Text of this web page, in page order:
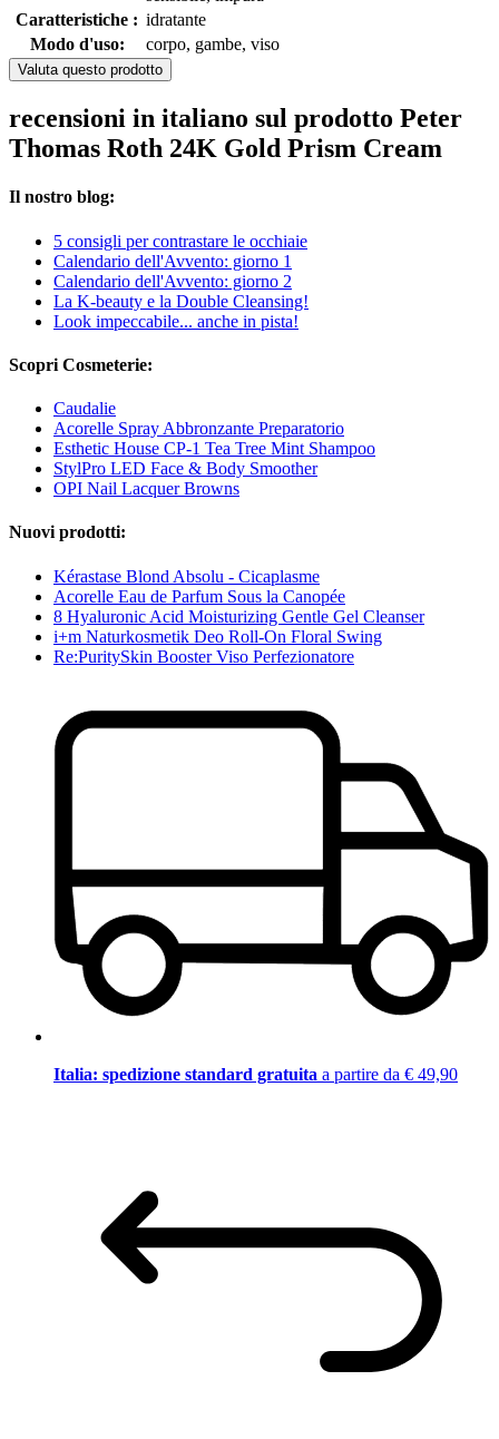
Caratteristiche : idratante
Modo d'uso:
corpo, gambe, viso
Valuta questo prodotto
recensioni in italiano sul prodotto Peter
Thomas Roth 24K Gold Prism Cream
Il nostro blog:
5 consigli per contrastare le occhiaie
Calendario dell'Avvento: giorno 1
Calendario dell'Avvento: giorno 2
La K-beauty e la Double Cleansing!
Look impeccabile... anche in pista!
Scopri Cosmeterie:
Caudalie
Acorelle Spray Abbronzante Preparatorio
Esthetic House CP-1 Tea Tree Mint Shampoo
StylPro LED Face & Body Smoother
OPI Nail Lacquer Browns
Nuovi prodotti:
Kérastase Blond Absolu - Cicaplasme
Acorelle Eau de Parfum Sous la Canopée
8 Hyaluronic Acid Moisturizing Gentle Gel Cleanser
i+m Naturkosmetik Deo Roll-On Floral Swing
Re:PuritySkin Booster Viso Perfezionatore
Italia: spedizione standard gratuita a partire da € 49,90